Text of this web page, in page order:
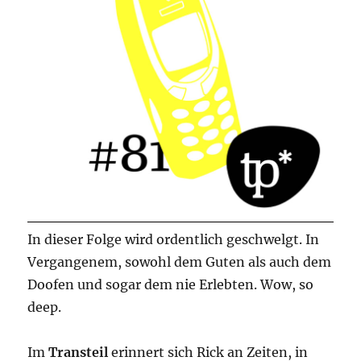
In dieser Folge wird ordentlich geschwelgt. In
Vergangenem, sowohl dem Guten als auch dem
Doofen und sogar dem nie Erlebten. Wow, so
deep.
ImTransteil erinnert sich Rick an Zeiten, in